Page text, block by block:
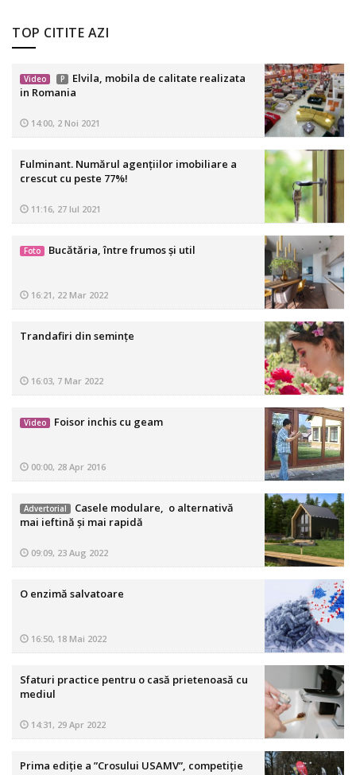
TOP CITITE AZI
Video P
Elvila, mobila de calitate realizata
in Romania
14:00, 2 Noi 2021
Fulminant. Numărul agențiilor imobiliare a
crescut cu peste 77%!
11:16, 27 Iul 2021
Foto Bucătăria, între frumos și util
16:21, 22 Mar 2022
Trandafiri din semințe
16:03, 7 Mar 2022
Video Foisor inchis cu geam
00:00, 28 Apr 2016
Advertorial
Casele modulare, o alternativă
mai ieftină și mai rapidă
09:09, 23 Aug 2022
O enzimă salvatoare
16:50, 18 Mai 2022
Sfaturi practice pentru o casă prietenoasă cu
mediul
14:31, 29 Apr 2022
Prima ediție a ”Crosului USAMV”, competiție